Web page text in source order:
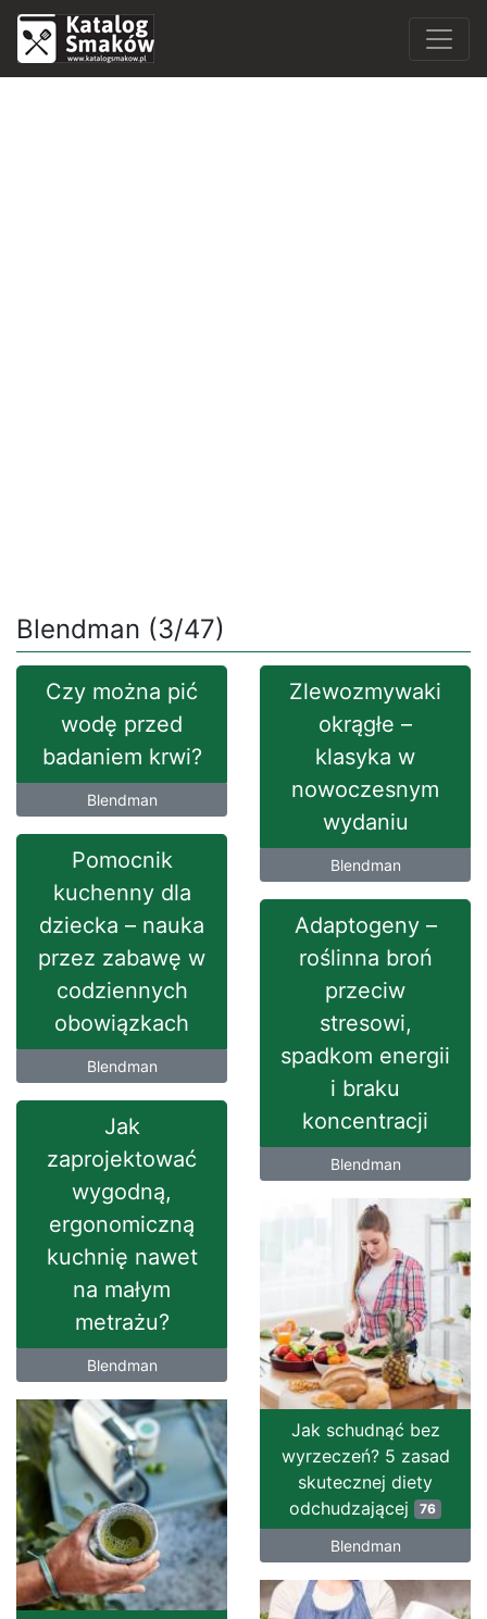
Blendman (3/47)
Czy można pić
wodę przed
badaniem krwi?
Blendman
Zlewozmywaki
okrągłe –
klasyka w
nowoczesnym
wydaniu
Blendman
Pomocnik
kuchenny dla
dziecka – nauka
przez zabawę w
codziennych
obowiązkach
Blendman
Adaptogeny –
roślinna broń
przeciw
stresowi,
spadkom energii
i braku
koncentracji
Blendman
Jak
zaprojektować
wygodną,
ergonomiczną
kuchnię nawet
na małym
metrażu?
Blendman
Jak schudnąć bez
wyrzeczeń? 5 zasad
skutecznej diety
odchudzającej 76
Blendman